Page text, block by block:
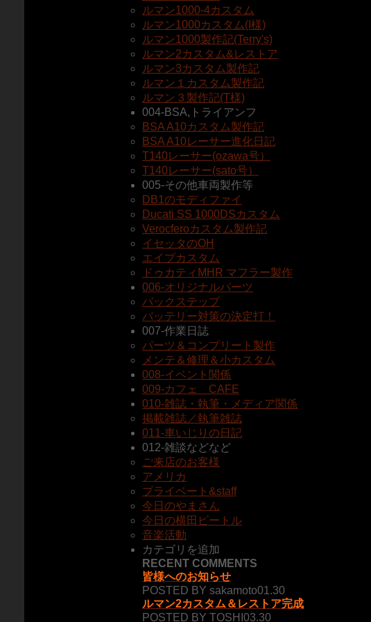
ルマン1000-4カスタム
ルマン1000カスタム(I様)
ルマン1000製作記(Terry's)
ルマン2カスタム&レストア
ルマン3カスタム製作記
ルマン１カスタム製作記
ルマン３製作記(T様)
004-BSA,トライアンフ
BSA A10カスタム製作記
BSA A10レーサー進化日記
T140レーサー(ozawa号）
T140レーサー(sato号）
005-その他車両製作等
DB1のモディファイ
Ducati SS 1000DSカスタム
Verocferoカスタム製作記
イセッタのOH
エイプカスタム
ドゥカティMHR マフラー製作
006-オリジナルパーツ
バックステップ
バッテリー対策の決定打！
007-作業日誌
パーツ＆コンプリート製作
メンテ＆修理＆小カスタム
008-イベント関係
009-カフェ CAFE
010-雑誌・執筆・メディア関係
掲載雑誌／執筆雑誌
011-車いじりの日記
012-雑談などなど
ご来店のお客様
アメリカ
プライベート&staff
今日のやまさん
今日の横田ビートル
音楽活動
カテゴリを追加
RECENT COMMENTS
皆様へのお知らせ
POSTED BY sakamoto01.30
ルマン2カスタム＆レストア完成
POSTED BY TOSHI03.30